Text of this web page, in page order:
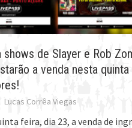
shows de Slayer e Rob
a venda nesta
Lucas Corrêa Viegas
feira, dia 23, a venda de